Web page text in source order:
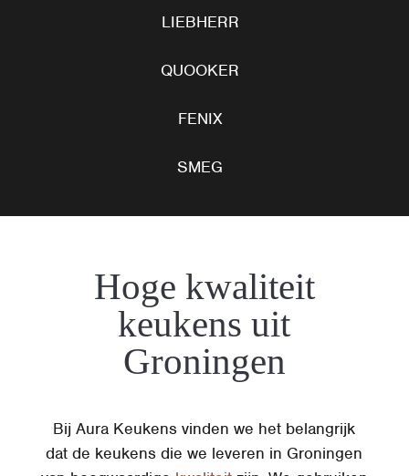
LIEBHERR
QUOOKER
FENIX
SMEG
Hoge kwaliteit
keukens uit
Groningen
Bij Aura Keukens vinden we het belangrijk
dat de keukens die we leveren in Groningen